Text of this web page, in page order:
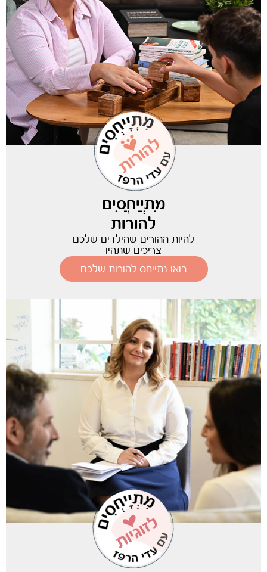
מִתְיַיחֲסִים
להורות
להיות ההורים שהילדים שלכם
צריכים שתהיו
בואו נתייחס להורות שלכם